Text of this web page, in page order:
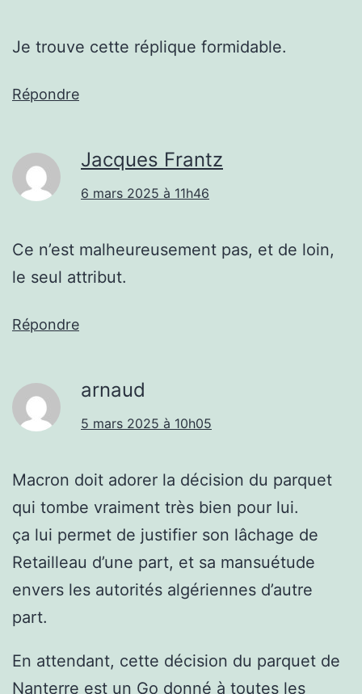
Je trouve cette réplique formidable.
Répondre
Jacques Frantz
6 mars 2025 à 11h46
Ce n’est malheureusement pas, et de loin,
le seul attribut.
Répondre
arnaud
5 mars 2025 à 10h05
Macron doit adorer la décision du parquet
qui tombe vraiment très bien pour lui.
ça lui permet de justifier son lâchage de
Retailleau d’une part, et sa mansuétude
envers les autorités algériennes d’autre
part.
En attendant, cette décision du parquet de
Nanterre est un Go donné à toutes les